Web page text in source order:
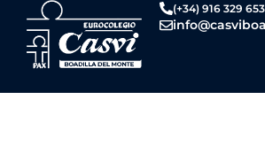
contenido
(+34) 916 329 653